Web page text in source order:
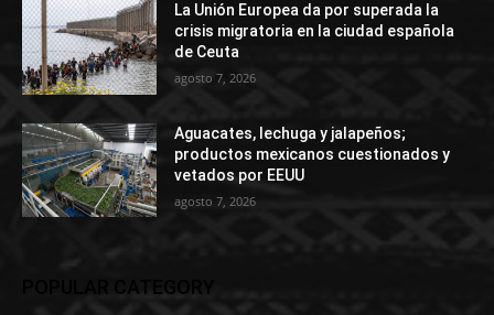
La Unión Europea da por superada la
crisis migratoria en la ciudad española
de Ceuta
agosto 7, 2026
Aguacates, lechuga y jalapeños;
productos mexicanos cuestionados y
vetados por EEUU
agosto 7, 2026
POPULAR CATEGORY